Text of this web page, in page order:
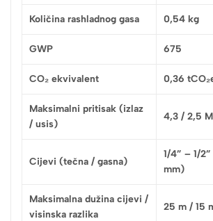
Količina rashladnog gasa 0,54 kg
GWP 675
CO₂ ekvivalent 0,36
Maksimalni pritisak (izlaz
/ usis)
4,3 / 2,5
Cijevi (tečna / gasna)
1/4” – 1/
mm)
Maksimalna dužina cijevi /
visinska razlika
25 m / 15